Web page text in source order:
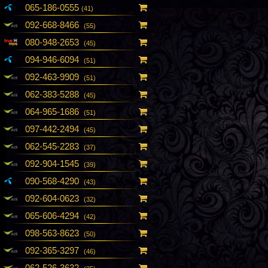
065-186-0555 (41)
092-668-8466 (55)
080-948-2653 (45)
094-946-6094 (51)
092-463-9909 (51)
062-383-5288 (45)
064-965-1686 (51)
097-442-2494 (45)
062-545-2283 (37)
092-904-1545 (39)
090-568-4290 (43)
092-604-0623 (32)
065-606-4294 (42)
098-563-8623 (50)
092-365-3297 (46)